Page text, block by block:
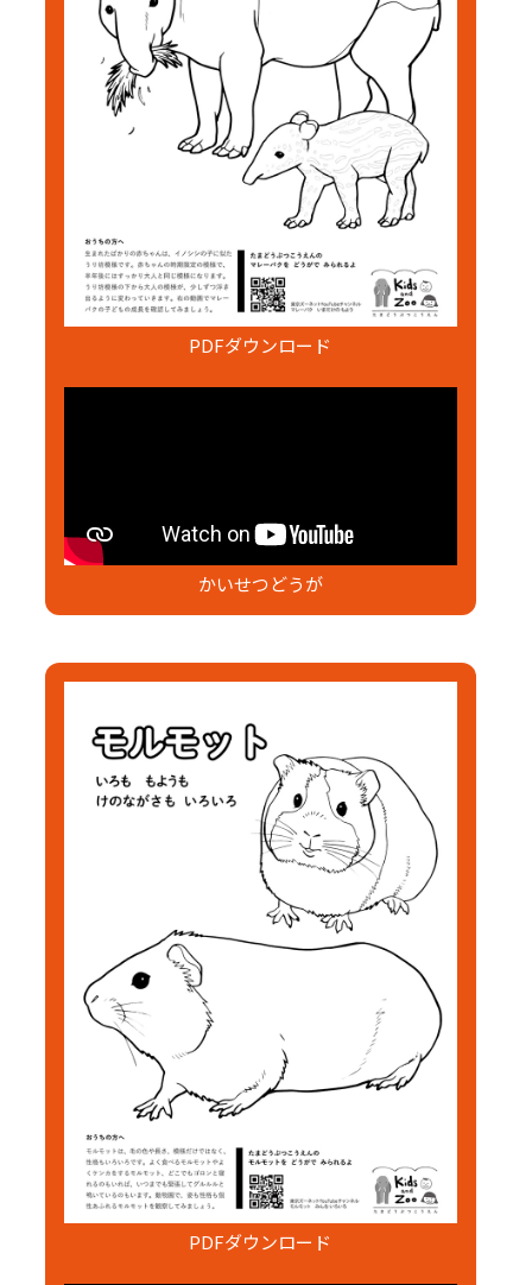
PDFダウンロード
かいせつどうが
PDFダウンロード